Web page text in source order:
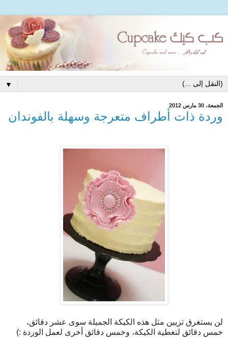
▼
الجمعة، 30 مارس 2012
وردة ذات أطراف متعرجة وسهلة بالفوندان
لن يستغرق تزيين مثل هذه الكيكة الجميلة سوى عشر دقائق،
خمس دقائق لتغطية الكيكة، وخمس دقائق أخرى لعمل الوردة :)